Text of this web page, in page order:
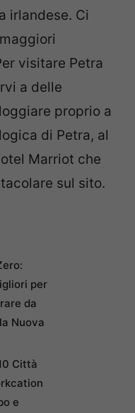
irlandese. Ci
visitare Petra
a delle
proprio a
di Petra, al
Marriot che
sul sito.
per
da
Nuova
Città
e